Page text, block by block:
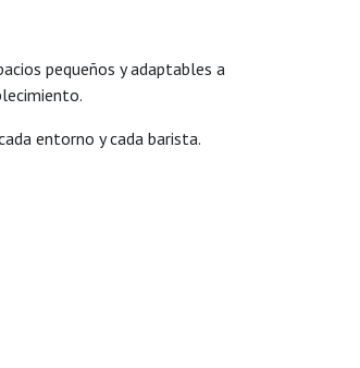
pequeños y adaptables a
entorno y cada barista.